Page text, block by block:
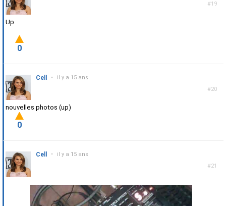
#19
Up
0
#20
Cell • il y a 15 ans
nouvelles photos (up)
0
#21
Cell • il y a 15 ans